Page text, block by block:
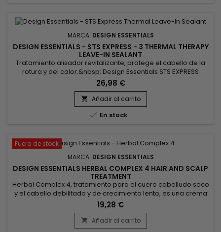
MARCA: DESIGN ESSENTIALS
DESIGN ESSENTIALS - STS EXPRESS - 3 THERMAL THERAPY
LEAVE-IN SEALANT
Tratamiento alisador revitalizante, protege el cabello de la
rotura y del calor.&nbsp; Design Essentials STS EXPRESS
Smoothing System Thermal Therapy Leave-In Sealant es un
acondicionador sin enjuague intensamente hidratante
diseñado para restaurar el equilibrio de humedad del
cabello al tiempo que proporciona una protección duradera
contra el calor y...
26,98 €
 Añadir al carrito
 En stock
Fuera de stock
MARCA: DESIGN ESSENTIALS
DESIGN ESSENTIALS HERBAL COMPLEX 4 HAIR AND SCALP
TREATMENT
Herbal Complex 4, tratamiento para el cuero cabelludo seco
y el cabello debilitado y de crecimiento lento, es una crema
hidratante dedicada al crecimiento del cabello.&nbsp;
Aplicado regularmente sobre el cuero cabelludo, hidrata y
favorece el crecimiento del cabello. El cabello necesita
hidratación en la base para crecer, y aplicando
19,28 €
 Añadir al carrito